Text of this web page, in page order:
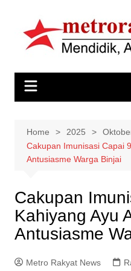
content
Home 2025
Cakupan Imunisasi Capai
Antusiasme Warga Binjai
Cakupan
Kahiyang Ayu
Antusiasme
Metro Rakyat News